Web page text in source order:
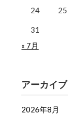
24 25
31
« 7月
アーカイブ
2026年8月